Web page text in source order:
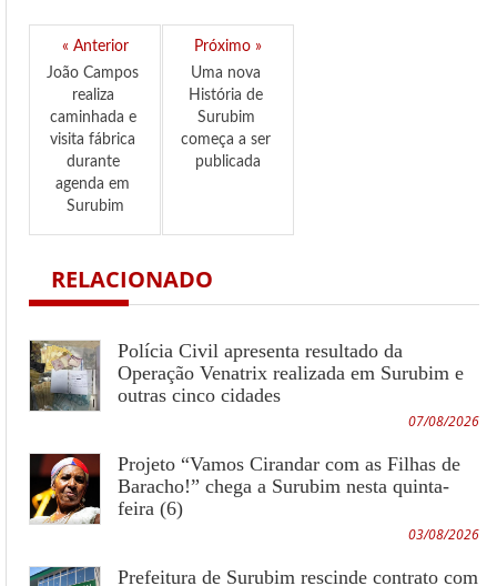
« Anterior
João Campos
realiza
caminhada e
visita fábrica
durante
agenda em
Surubim
Próximo »
Uma nova
História de
Surubim
começa a ser
publicada
RELACIONADO
Polícia Civil apresenta resultado da
Operação Venatrix realizada em Surubim e
outras cinco cidades
07/08/2026
Projeto “Vamos Cirandar com as Filhas de
Baracho!” chega a Surubim nesta quinta-
feira (6)
03/08/2026
Prefeitura de Surubim rescinde contrato com